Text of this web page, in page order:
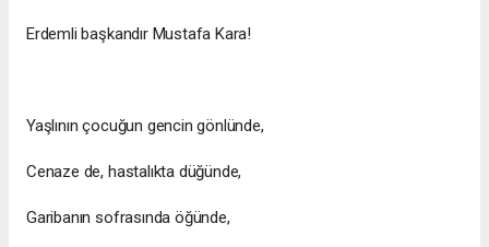
Erdemli başkandır Mustafa Kara!
Yaşlının çocuğun gencin gönlünde,
Cenaze de, hastalıkta düğünde,
Garibanın sofrasında öğünde,